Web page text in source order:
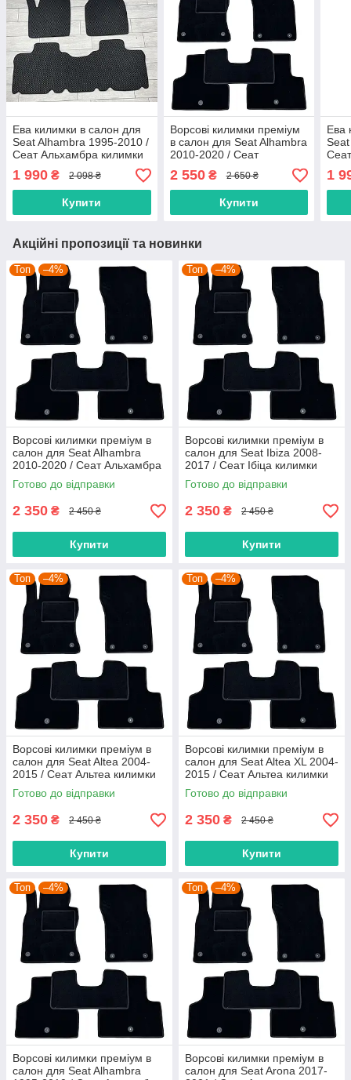
Ева килимки в салон для
Seat Alhambra 1995-2010 /
Сеат Альхамбра килимки
1 990 ₴ 2 098 ₴
Купити
Ворсові килимки преміум
в салон для Seat Alhambra
2010-2020 / Сеат
Альхамбра килимки
2 550₴ 2 650 ₴
Купити
Ева
1
Акційні пропозиції та новинки
Топ –4%
Ворсові килимки преміум в
салон для Seat Alhambra
2010-2020 / Сеат Альхамбра
килимки
Готово до відправки
2 350 ₴ 2 450 ₴
Купити
Топ –4%
Ворсові килимки преміум в
салон для Seat Ibiza 2008-
2017 / Сеат Ібіца килимки
Готово до відправки
2 350 ₴ 2 450 ₴
Купити
Топ –4%
Ворсові килимки преміум в
салон для Seat Altea 2004-
2015 / Сеат Альтеа килимки
Готово до відправки
2 350 ₴ 2 450 ₴
Купити
Топ –4%
Ворсові килимки преміум в
салон для Seat Altea XL 2004-
2015 / Сеат Альтеа килимки
Готово до відправки
2 350 ₴ 2 450 ₴
Купити
Топ –4%
Ворсові килимки преміум в
салон для Seat Alhambra
Топ –4%
Ворсові килимки преміум в
салон для Seat Arona 2017-